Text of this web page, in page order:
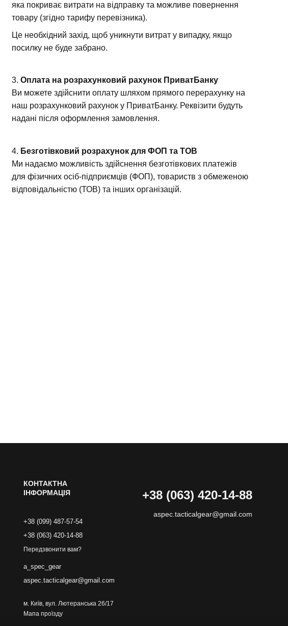
яка покриває витрати на відправку та можливе повернення
товару (згідно тарифу перевізника).
Це необхідний захід, щоб уникнути витрат у випадку, якщо
посилку не буде забрано.
3.Оплата на розрахунковий рахунок ПриватБанку
Ви можете здійснити оплату шляхом прямого перерахунку на
наш розрахунковий рахунок у ПриватБанку. Реквізити будуть
надані після оформлення замовлення.
4. Безготівковий розрахунок для ФОП та ТОВ
Ми надаємо можливість здійснення безготівкових платежів
для фізичних осіб-підприємців (ФОП), товариств з обмеженою
відповідальністю (ТОВ) та інших організацій.
КОНТАКТНА
ІНФОРМАЦІЯ
+38 (099) 487-57-54
+38 (063) 420-14-88
Передзвонити вам?
a_spec_gear
aspec.tacticalgear@gmail.com
м. Київ, вул. Лютеранська 26/17
Мапа проїзду
+38 (063) 420-14-88
aspec.tacticalgear@gmail.com